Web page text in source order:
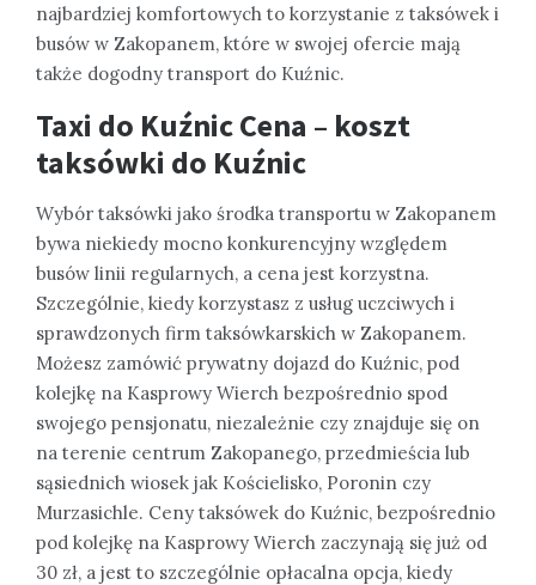
najbardziej komfortowych to korzystanie z taksówek i
busów w Zakopanem, które w swojej ofercie mają
także dogodny transport do Kuźnic.
Taxi do Kuźnic Cena – koszt
taksówki do Kuźnic
Wybór taksówki jako środka transportu w Zakopanem
bywa niekiedy mocno konkurencyjny względem
busów linii regularnych, a cena jest korzystna.
Szczególnie, kiedy korzystasz z usług uczciwych i
sprawdzonych firm taksówkarskich w Zakopanem.
Możesz zamówić prywatny dojazd do Kuźnic, pod
kolejkę na Kasprowy Wierch bezpośrednio spod
swojego pensjonatu, niezależnie czy znajduje się on
na terenie centrum Zakopanego, przedmieścia lub
sąsiednich wiosek jak Kościelisko, Poronin czy
Murzasichle. Ceny taksówek do Kuźnic, bezpośrednio
pod kolejkę na Kasprowy Wierch zaczynają się już od
30 zł, a jest to szczególnie opłacalna opcja, kiedy